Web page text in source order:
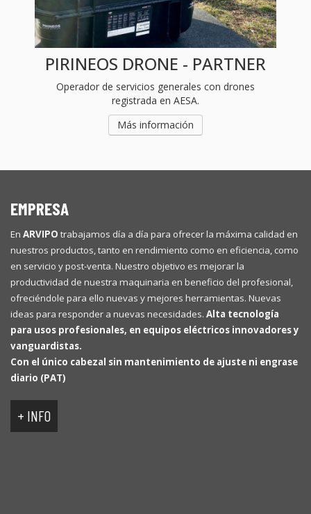
PIRINEOS DRONE - PARTNER
Operador de servicios generales con drones
registrada en AESA.
Más información
EMPRESA
En ARVIPO trabajamos día a día para ofrecer la máxima calidad en
nuestros productos, tanto en rendimiento como en eficiencia, como
en servicio y post-venta. Nuestro objetivo es mejorar la
productividad de nuestra maquinaria en beneficio del profesional,
ofreciéndole para ello nuevas y mejores herramientas. Nuevas
ideas para responder a nuevas necesidades. Alta tecnología
para usos profesionales, en equipos eléctricos innovadores y
vanguardistas.
Con el único cabezal sin mantenimiento de ajuste ni engrase
diario (PAT)
+ INFO